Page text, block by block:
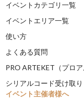
イベントカテゴリ一覧
イベントエリア一覧
使い方
よくある質問
PRO ARTEKET（プロア
シリアルコード受け取り
イベント主催者様へ